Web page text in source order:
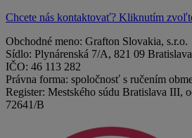
Chcete nás kontaktovať? Kliknutím
Obchodné meno: Grafton Slovakia, s.r.o.
Sídlo: Plynárenská 7/A, 821 09 Bratislava
IČO: 46 113 282
Právna forma: spoločnosť s ručením
Register: Mestského súdu Bratislava III,
72641/B